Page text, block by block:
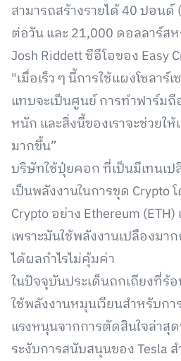
สามารถสร้างรายได้ 40 ปอน
ต่อวัน และ 21,000 ดอลลาร์ส
Josh Riddett ซีอีโอของ Easy
"เมื่อเร็ว ๆ นี้การใช้แผงโซลา
แทบจะเป็นศูนย์ การทำฟาร์ม
หนัก และสิ่งนี้ของเราจะช่วยใ
มากขึ้น”
บริษัทใช้ปุ๋ยคอก ที่เป็นมีเทนเป
เป็นพลังงานในการขุด Crypto
Crypto อย่าง Ethereum
เพราะมันใช้พลังงานเปลืองมา
ได้ผลกำไรไม่คุ้มค่า
ในปัจจุบันประเด็นถกเถียงที่ร้
ใช้พลังงานหมุนเวียนสำหรับก
แรงหนุนจากการตัดสินใจล่าสุ
ระงับการสนับสนุนของ Tesla